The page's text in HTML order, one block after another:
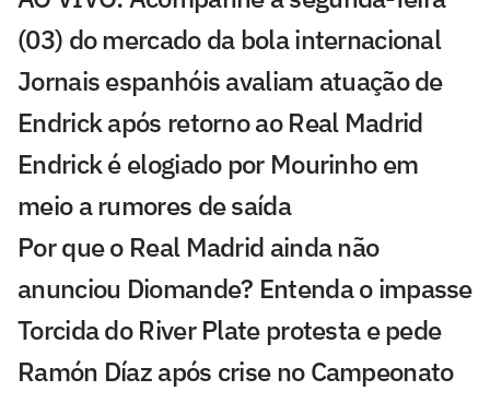
(03) do mercado da bola internacional
Jornais espanhóis avaliam atuação de
Endrick após retorno ao Real Madrid
Endrick é elogiado por Mourinho em
meio a rumores de saída
Por que o Real Madrid ainda não
anunciou Diomande? Entenda o impasse
Torcida do River Plate protesta e pede
Ramón Díaz após crise no Campeonato